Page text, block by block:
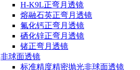
H-K9L正弯月透镜
熔融石英正弯月透镜
氟化钙正弯月透镜
硒化锌正弯月透镜
锗正弯月透镜
非球面透镜
标准精度精密抛光非球面透镜